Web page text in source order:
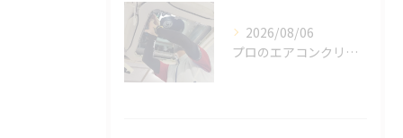
2026/08/06
プロのエアコンクリーニングは、店舗やオフィスにおいて多くのメ...